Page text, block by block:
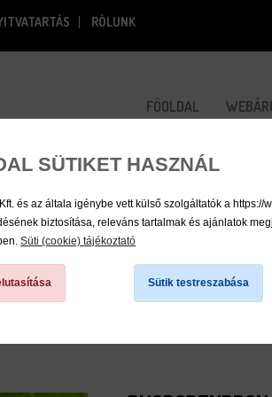
SÜTIKET HASZNÁL
és az általa igénybe vett külső szolgáltatók a
biztosítása, releváns tartalmak és ajánlatok
Süti (cookie) tájékoztató
Sütik testreszabása
RÓLUNK
FŐOLDAL